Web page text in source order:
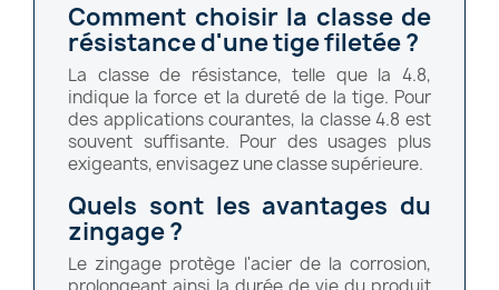
Comment choisir la classe de
résistance d'une tige filetée ?
La classe de résistance, telle que la 4.8,
indique la force et la dureté de la tige. Pour
des applications courantes, la classe 4.8 est
souvent suffisante. Pour des usages plus
exigeants, envisagez une classe supérieure.
Quels sont les avantages du
zingage ?
Le zingage protège l'acier de la corrosion,